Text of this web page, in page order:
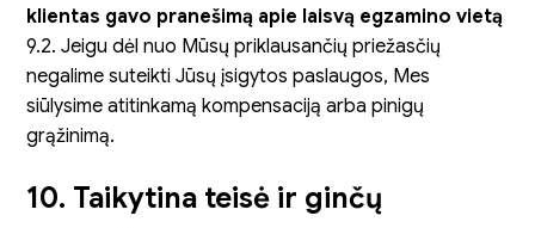
klientas gavo pranešimą apie laisvą egzamino vietą
9.2. Jeigu dėl nuo Mūsų priklausančių priežasčių
negalime suteikti Jūsų įsigytos paslaugos, Mes
siūlysime atitinkamą kompensaciją arba pinigų
grąžinimą.
10. Taikytina teisė ir ginčų